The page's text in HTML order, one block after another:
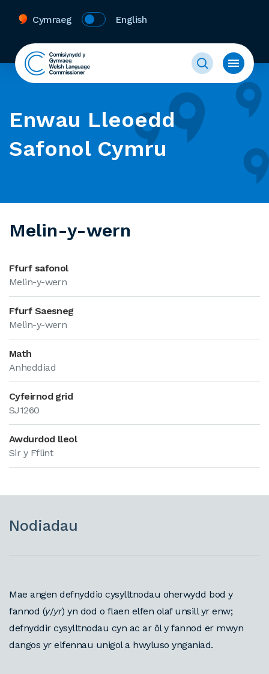
Cymraeg English
Enwau Lleoedd
Safonol Cymru
Melin-y-wern
Ffurf safonol
Melin-y-wern
Ffurf Saesneg
Melin-y-wern
Math
Anheddiad
Cyfeirnod grid
SJ1260
Awdurdod lleol
Sir y Fflint
Nodiadau
Mae angen defnyddio cysylltnodau oherwydd bod y
fannod (y/yr) yn dod o flaen elfen olaf unsill yr enw;
defnyddir cysylltnodau cyn ac ar ôl y fannod er mwyn
dangos yr elfennau unigol a hwyluso ynganiad.